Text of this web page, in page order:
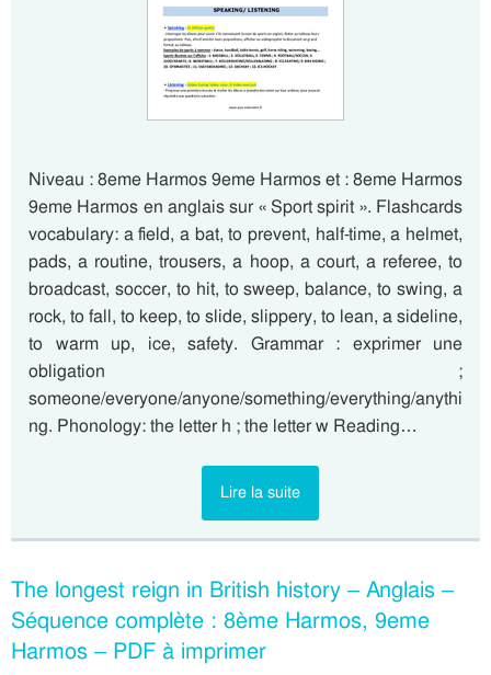
Niveau : 8eme Harmos 9eme Harmos et : 8eme Harmos
9eme Harmos en anglais sur « Sport spirit ». Flashcards
vocabulary: a field, a bat, to prevent, half-time, a helmet,
pads, a routine, trousers, a hoop, a court, a referee, to
broadcast, soccer, to hit, to sweep, balance, to swing, a
rock, to fall, to keep, to slide, slippery, to lean, a sideline,
to warm up, ice, safety. Grammar : exprimer une
obligation ;
someone/everyone/anyone/something/everything/anythi
ng. Phonology: the letter h ; the letter w Reading…
Lire la suite
The longest reign in British history – Anglais –
Séquence complète : 8ème Harmos, 9eme
Harmos – PDF à imprimer